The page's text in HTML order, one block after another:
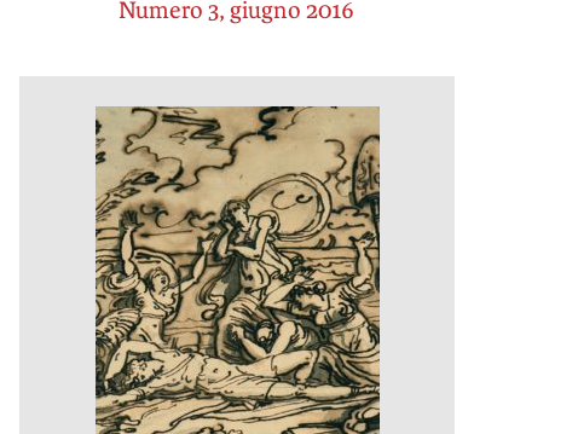
Numero 3, giugno 2016